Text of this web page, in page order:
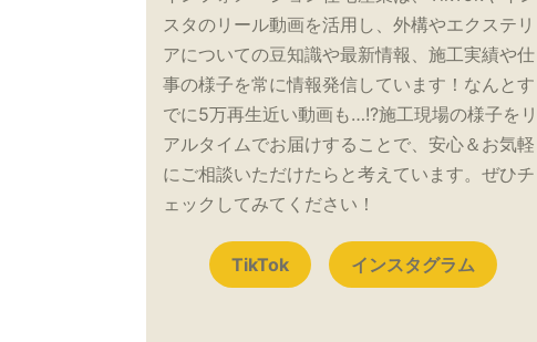
スタのリール動画を活用し、外構やエクステリ
アについての豆知識や最新情報、施工実績や仕
事の様子を常に情報発信しています！なんとす
でに5万再生近い動画も…!?施工現場の様子をリ
アルタイムでお届けすることで、安心＆お気軽
にご相談いただけたらと考えています。ぜひチ
ェックしてみてください！
TikTok インスタグラム